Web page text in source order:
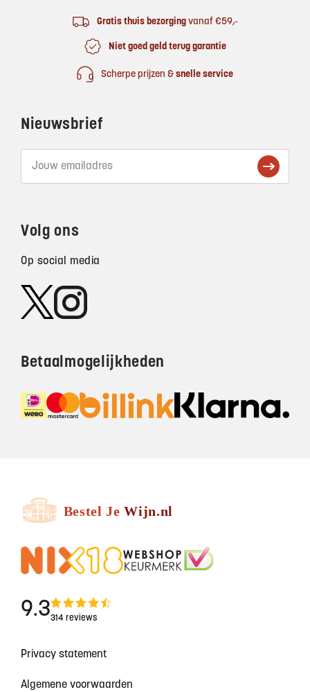
Gratis thuis bezorgingvanaf €59,-
Niet goed geld terug garantie
Scherpe prijzen & snelle service
Nieuwsbrief
Volg ons
Op social media
Betaalmogelijkheden
9.3314 reviews
Privacy statement
Algemene voorwaarden